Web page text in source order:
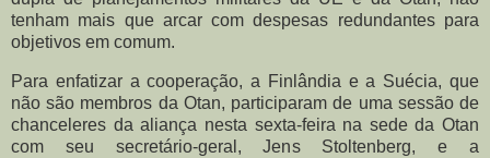
tenham mais que arcar com despesas redundantes para
objetivos em comum.
Para enfatizar a cooperação, a Finlândia e a Suécia, que
não são membros da Otan, participaram de uma sessão de
chanceleres da aliança nesta sexta-feira na sede da Otan
com seu secretário-geral, Jens Stoltenberg, e a